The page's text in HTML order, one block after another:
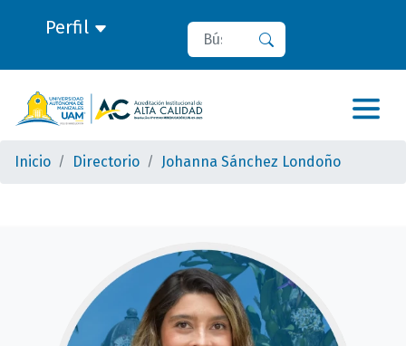
Perfil Buscar
Inicio Directorio Johanna Sánchez Londoño